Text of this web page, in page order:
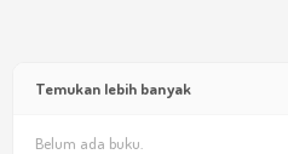
Temukan lebih banyak
Belum ada buku.